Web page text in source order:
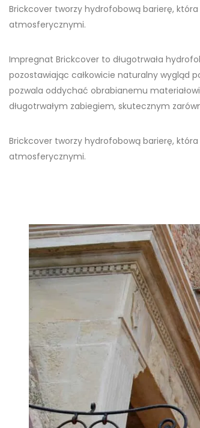
Brickcover tworzy hydrofobową barierę,
atmosferycznymi.
Impregnat Brickcover to długotrwała
pozostawiając całkowicie naturalny wygląd
pozwala oddychać obrabianemu
długotrwałym zabiegiem, skutecznym
Brickcover tworzy hydrofobową barierę,
atmosferycznymi.